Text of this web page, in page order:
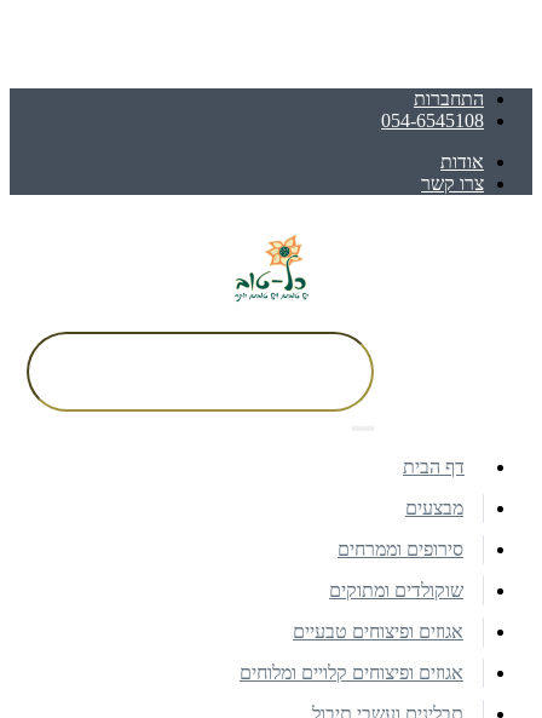
התחברות
054-6545108
אודות
צרו קשר
דף הבית
מבצעים
סירופים וממרחים
שוקולדים ומתוקים
אגוזים ופיצוחים טבעיים
אגוזים ופיצוחים קלויים ומלוחים
תבלינים ועשבי תיבול